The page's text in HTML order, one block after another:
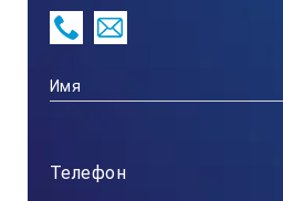
усилителях и повторителе
операционном усилителе. Ток
образцового сопротивлений и не
оперативного напряжения.
мегаомметров ЭС0210: